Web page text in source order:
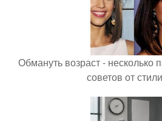
Обмануть возраст -
советов от